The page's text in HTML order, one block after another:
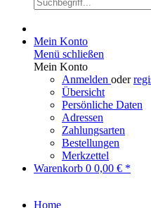
Mein Konto
Menü schließen
Mein Konto
Anmelden oder
Übersicht
Persönliche Daten
Adressen
Zahlungsarten
Bestellungen
Merkzettel
Warenkorb 0 0,00 € *
Home